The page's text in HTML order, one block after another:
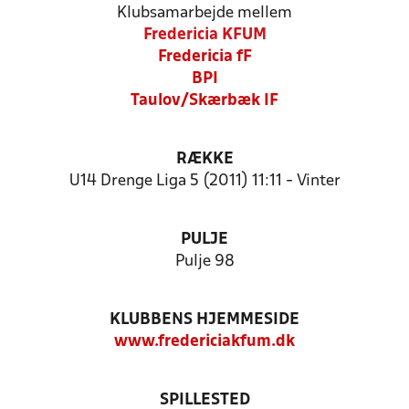
Klubsamarbejde mellem
Fredericia KFUM
Fredericia fF
BPI
Taulov/Skærbæk IF
RÆKKE
U14 Drenge Liga 5 (2011) 11:11 - Vinter
PULJE
Pulje 98
KLUBBENS HJEMMESIDE
www.fredericiakfum.dk
SPILLESTED